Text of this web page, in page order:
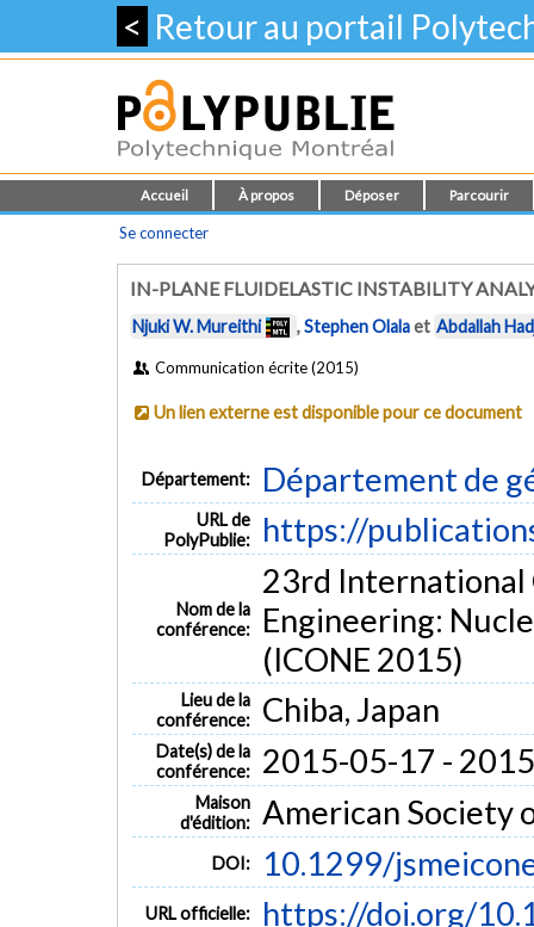
< Retour au portail
Accueil À propos Déposer Parcourir
Se connecter
IN-PLANE FLUIDELASTIC INSTABILITY
Njuki W. Mureithi ,Stephen Olalaet Abdallah
Communication écrite (2015)
Un lien externe est disponible pour ce document
Département: Département de
URL de
PolyPublie:
https://
Nom de la
conférence:
23rd International
Engineering:
(ICONE 2015)
Lieu de la
conférence:
Chiba, Japan
Date(s) de la
conférence:
2015-05-17 -
Maison
d'édition: American Society
DOI: 10.1299/
URL officielle: https://doi.org/